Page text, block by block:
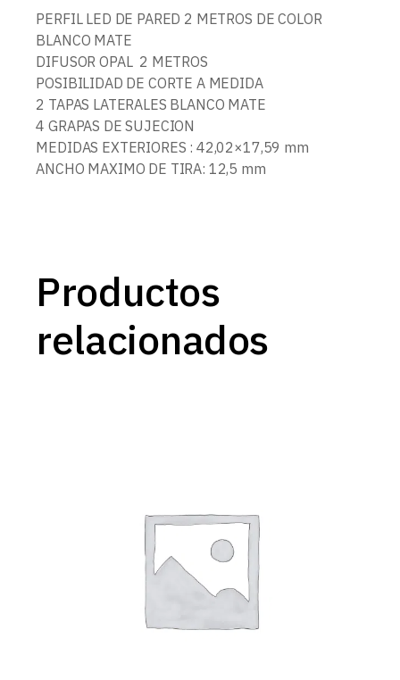
PERFIL LED DE PARED 2 METROS DE COLOR
BLANCO MATE
DIFUSOR OPAL 2 METROS
POSIBILIDAD DE CORTE A MEDIDA
2 TAPAS LATERALES BLANCO MATE
4 GRAPAS DE SUJECION
MEDIDAS EXTERIORES : 42,02×17,59 mm
ANCHO MAXIMO DE TIRA: 12,5 mm
Productos
relacionados